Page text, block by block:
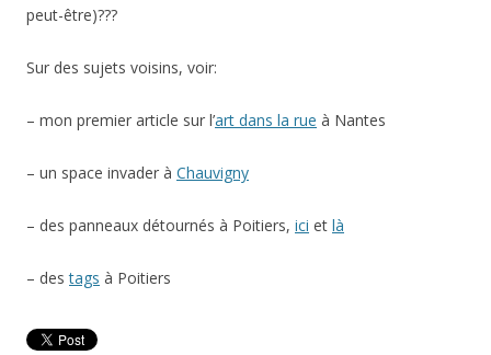
peut-être)???
Sur des sujets voisins, voir:
– mon premier article sur l’art dans la rue à Nantes
– un space invader à Chauvigny
– des panneaux détournés à Poitiers, ici et là
– destags à Poitiers